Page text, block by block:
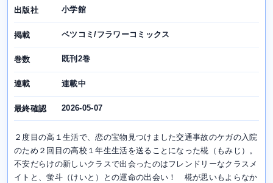
出版社 小学館
掲載 ベツコミ/フラワーコミックス
巻数 既刊2巻
連載 連載中
最終確認 2026-05-07
２度目の高１生活で、恋の宝物見つけました交通事故のケガの入院
のため２回目の高校１年生生活を送ることになった椛（もみじ）。
不安だらけの新しいクラスで出会ったのはフレンドリーなクラスメ
イトと、蛍斗（けいと）との運命の出会い！ 椛が思いもよらなか